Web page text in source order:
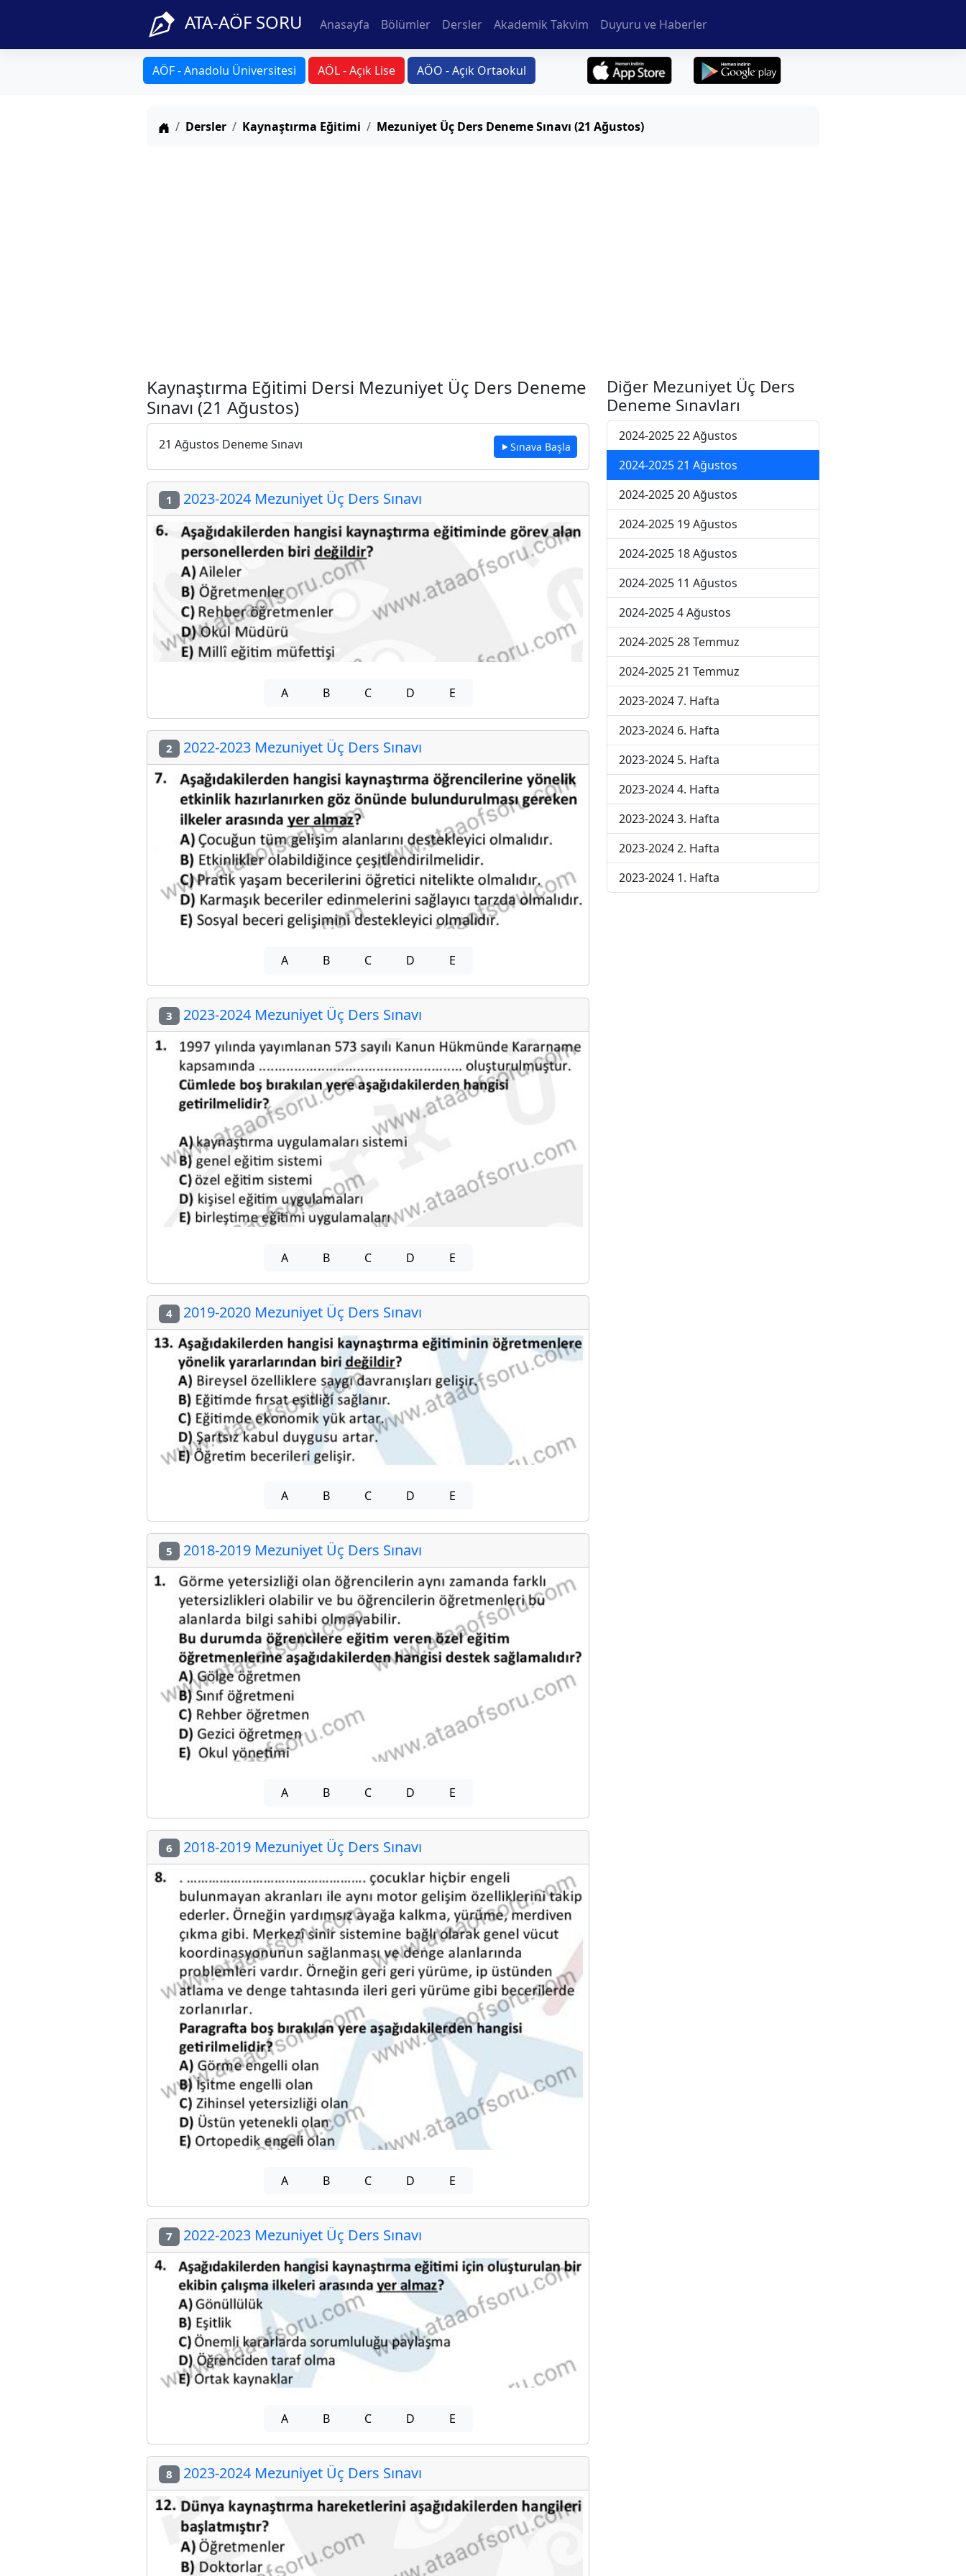
ATA-AÖF SORU Anasayfa Bölümler Dersler Akademik Takvim Duyuru ve Haberler
AÖF - Anadolu Üniversitesi AÖL - Açık Lise AÖO - Açık Ortaokul
Anasayfa
Dersler Kaynaştırma Eğitimi Mezuniyet Üç Ders Deneme Sınavı (21 Ağustos)
Kaynaştırma Eğitimi Dersi Mezuniyet Üç Ders Deneme
Sınavı (21 Ağustos)
21 Ağustos Deneme Sınavı Sınava Başla
1 2023-2024 Mezuniyet Üç Ders Sınavı
A B C D E
2 2022-2023 Mezuniyet Üç Ders Sınavı
A B C D E
3 2023-2024 Mezuniyet Üç Ders Sınavı
A B C D E
4 2019-2020 Mezuniyet Üç Ders Sınavı
A B C D E
5 2018-2019 Mezuniyet Üç Ders Sınavı
A B C D E
6 2018-2019 Mezuniyet Üç Ders Sınavı
A B C D E
7 2022-2023 Mezuniyet Üç Ders Sınavı
A B C D E
8 2023-2024 Mezuniyet Üç Ders Sınavı
Diğer Mezuniyet Üç Ders
Deneme Sınavları
2024-2025 22 Ağustos
2024-2025 21 Ağustos
2024-2025 20 Ağustos
2024-2025 19 Ağustos
2024-2025 18 Ağustos
2024-2025 11 Ağustos
2024-2025 4 Ağustos
2024-2025 28 Temmuz
2024-2025 21 Temmuz
2023-2024 7. Hafta
2023-2024 6. Hafta
2023-2024 5. Hafta
2023-2024 4. Hafta
2023-2024 3. Hafta
2023-2024 2. Hafta
2023-2024 1. Hafta